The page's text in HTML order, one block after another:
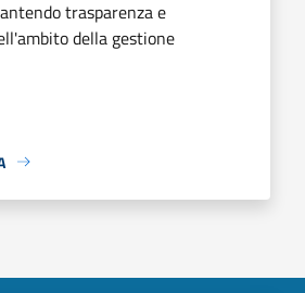
trasparenza e
della gestione